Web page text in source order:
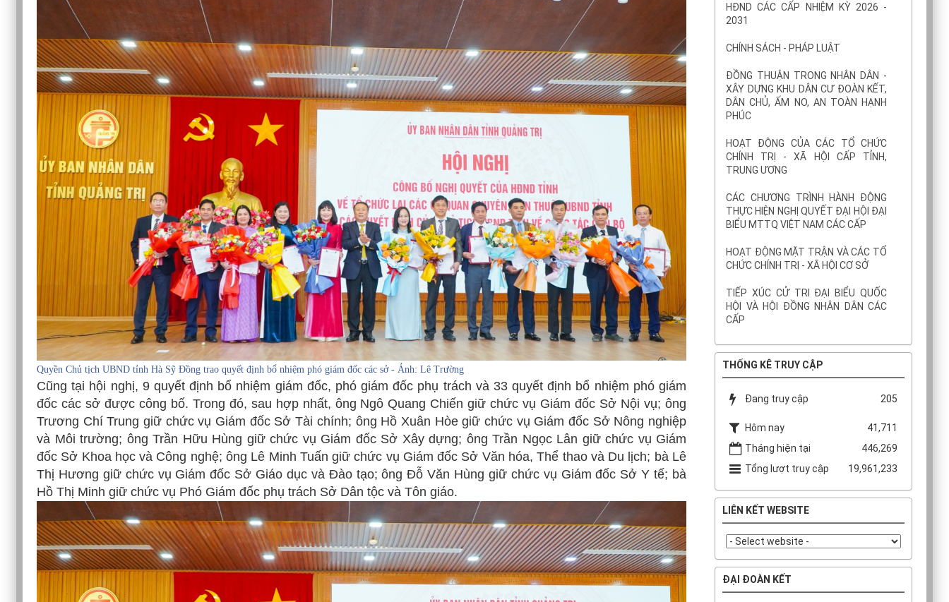
Quyền Chủ tịch UBND tỉnh Hà Sỹ Đồng trao quyết định bổ nhiệm phó giám đốc các sở - Ảnh: Lê Trường
Cũng tại hội nghị, 9 quyết định bổ nhiệm giám đốc, phó giám đốc phụ trách và 33 quyết định bổ nhiệm phó giám
đốc các sở được công bố. Trong đó, sau hợp nhất, ông Ngô Quang Chiến giữ chức vụ Giám đốc Sở Nội vụ; ông
Trương Chí Trung giữ chức vụ Giám đốc Sở Tài chính; ông Hồ Xuân Hòe giữ chức vụ Giám đốc Sở Nông nghiệp
và Môi trường; ông Trần Hữu Hùng giữ chức vụ Giám đốc Sở Xây dựng; ông Trần Ngọc Lân giữ chức vụ Giám
đốc Sở Khoa học và Công nghệ; ông Lê Minh Tuấn giữ chức vụ Giám đốc Sở Văn hóa, Thể thao và Du lịch; bà Lê
Thị Hương giữ chức vụ Giám đốc Sở Giáo dục và Đào tạo; ông Đỗ Văn Hùng giữ chức vụ Giám đốc Sở Y tế; bà
Hồ Thị Minh giữ chức vụ Phó Giám đốc phụ trách Sở Dân tộc và Tôn giáo.
HĐND CÁC CẤP NHIỆM KỲ 2026 -
2031
CHÍNH SÁCH - PHÁP LUẬT
ĐỒNG THUẬN TRONG NHÂN DÂN -
XÂY DỰNG KHU DÂN CƯ ĐOÀN KẾT,
DÂN CHỦ, ẤM NO, AN TOÀN HẠNH
PHÚC
HOẠT ĐỘNG CỦA CÁC TỔ CHỨC
CHÍNH TRỊ - XÃ HỘI CẤP TỈNH,
TRUNG ƯƠNG
CÁC CHƯƠNG TRÌNH HÀNH ĐỘNG
THỰC HIỆN NGHỊ QUYẾT ĐẠI HỘI ĐẠI
BIỂU MTTQ VIỆT NAM CÁC CẤP
HOẠT ĐỘNG MẶT TRẬN VÀ CÁC TỔ
CHỨC CHÍNH TRỊ - XÃ HỘI CƠ SỞ
TIẾP XÚC CỬ TRI ĐẠI BIỂU QUỐC
HỘI VÀ HỘI ĐỒNG NHÂN DÂN CÁC
CẤP
THỐNG KÊ TRUY CẬP
Đang truy cập 205
Hôm nay
41,711
Tháng hiện tại
446,269
Tổng lượt truy cập
19,961,233
LIÊN KẾT WEBSITE
ĐẠI ĐOÀN KẾT